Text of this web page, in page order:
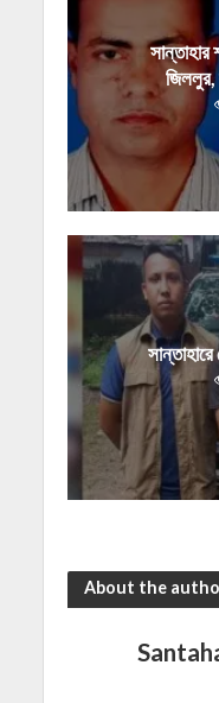
জিললুর,
About the